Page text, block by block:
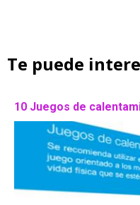
Te puede
10 Juegos de